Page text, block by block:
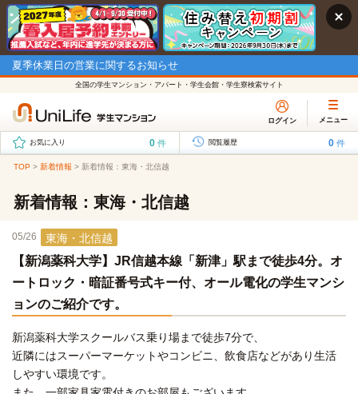
夏季休業日の営業に関するお知らせ
全国の学生マンション・アパート・学生会館・学生寮検索サイト
ログイン メニュー
お気に入り 0 件 閲覧履歴 0 件
TOP > 新着情報 > 新着情報：東海・北信越
新着情報：東海・北信越
05/26 東海・北信越
【新潟薬科大学】JR信越本線「新津」駅まで徒歩4分。オ
ートロック・暗証番号式キー付、オール電化の学生マンシ
ョンのご紹介です。
新潟薬科大学スクールバス乗り場まで徒歩7分で、
近隣にはスーパーマーケットやコンビニ、飲食店などがあり生活
しやすい環境です。